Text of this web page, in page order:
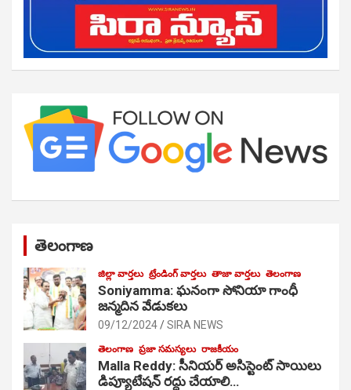
తెలంగాణ
జిల్లా వార్తలు ట్రేండింగ్ వార్తలు తాజా వార్తలు తెలంగాణ
Soniyamma: ఘ‌నంగా సోనియా గాంధీ
జ‌న్మ‌దిన వేడుక‌లు
09/12/2024 SIRA NEWS
తెలంగాణ ప్రజా సమస్యలు రాజకీయం
Malla Reddy: సీనియర్ అసిస్టెంట్ సాయిలు
డిప్యూటేషన్ రద్దు చేయాలి…